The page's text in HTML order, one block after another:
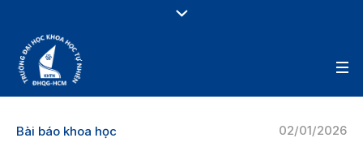
02/01/2026
Bài báo khoa học